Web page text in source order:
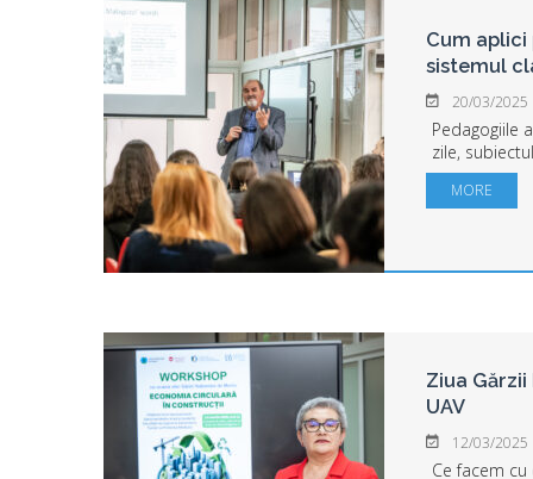
Cum
sistemul
20/03/2025
Pedagogiile
zile,
Facultatea
Psihologie
MORE
Ziua
UAV
12/03/2025
Ce facem